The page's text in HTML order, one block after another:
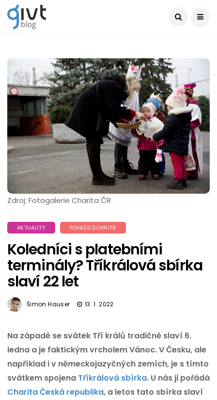
Zdroj: Fotogalerie Charita ČR
AKTUALITY POHLED DOVNITŘ
Koledníci s platebními
terminály? Tříkrálová sbírka
slaví 22 let
Šimon Hauser 13. 1. 2022
Na západě se svátek Tří králů tradičně slaví 6.
ledna a je faktickým vrcholem Vánoc. V Česku, ale
například i v německojazyčných zemích, je s tímto
svátkem spojena Tříkrálová sbírka. U nás ji pořádá
Charita Česká republika, a letos tato sbírka slaví